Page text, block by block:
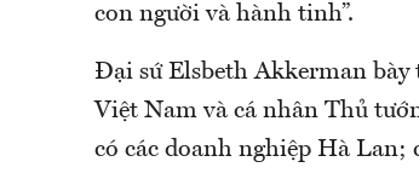
con người và hành tinh”.
Đại sứ Elsbeth Akkerman
Việt Nam và cá nhân Thủ
có các doanh nghiệp Hà Lan;